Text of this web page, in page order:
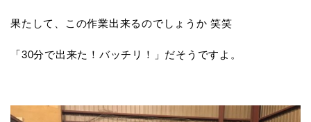
果たして、この作業出来るのでしょうか 笑笑
「30分で出来た！バッチリ！」だそうですよ。